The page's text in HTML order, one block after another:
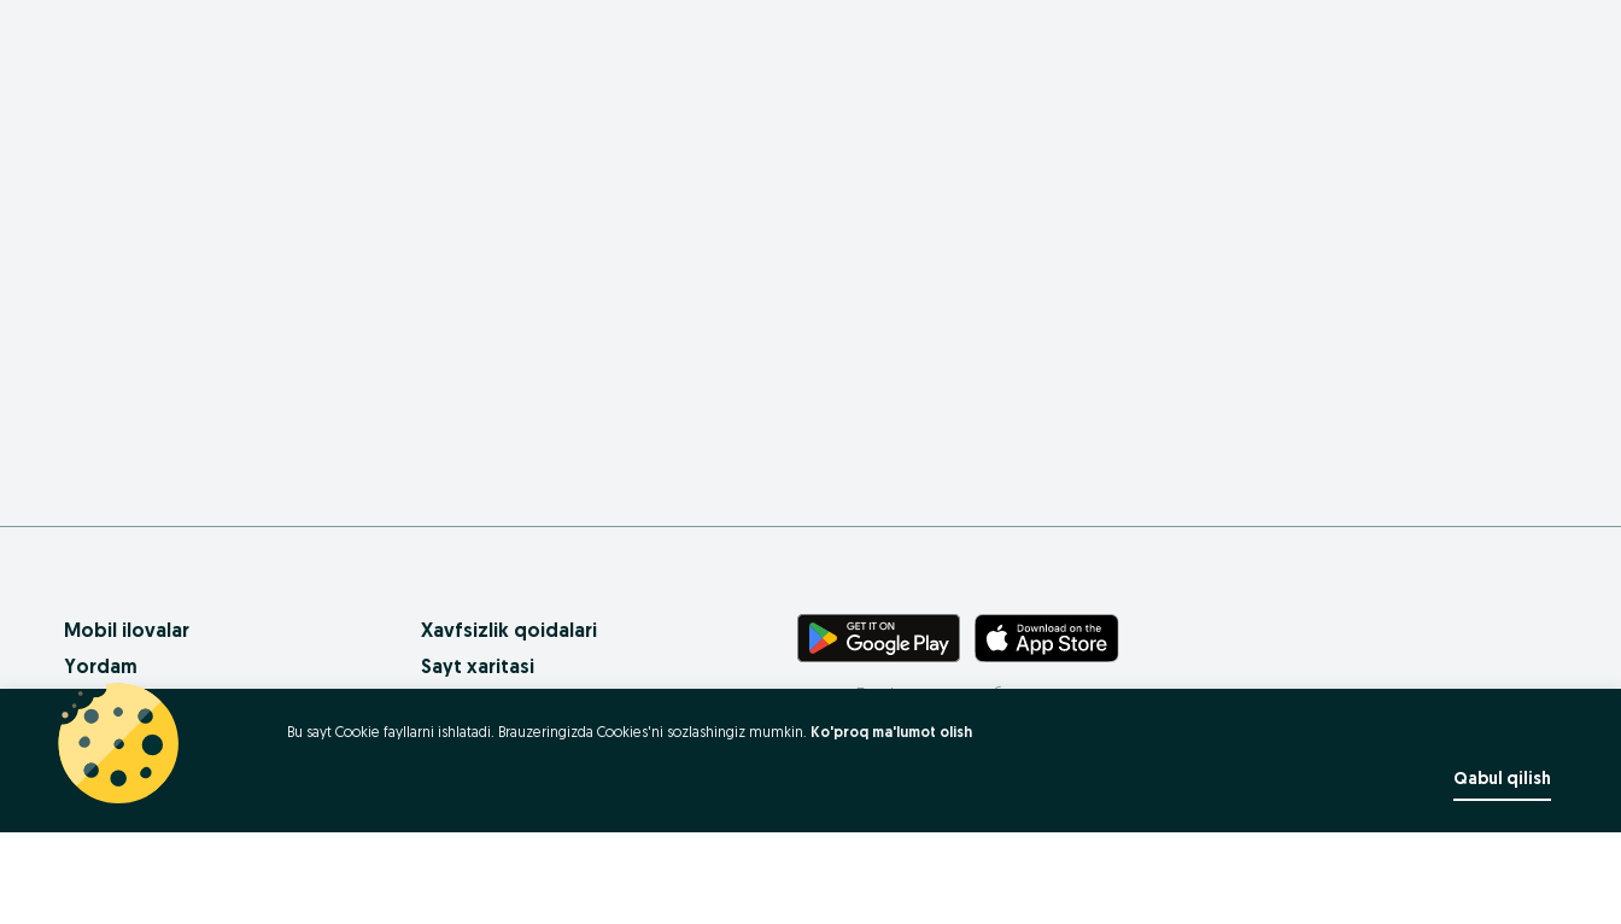
Mobil ilovalar
Yordam
Pullik xizmatlar
OLX da biznes
Foydalanish shartlari
Xavfsizlik qoidalari
Sayt xaritasi
Biznes-sahifa xaritasi
Bu sayt Cookie fayllarni ishlatadi. Brauzeringizda Cookies'ni sozlashingiz mumkin. Ko'proq ma'lumot olish
Qabul qilish